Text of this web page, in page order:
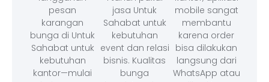
pesan
karangan
bunga di Untuk
Sahabat untuk
kebutuhan
kantor—mulai
jasa Untuk
Sahabat untuk
kebutuhan
event dan relasi
bisnis. Kualitas
bunga
mobile sangat
membantu
karena order
bisa dilakukan
langsung dari
WhatsApp atau